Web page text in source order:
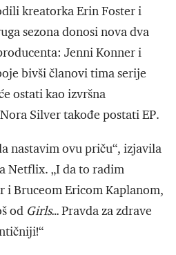
kreatorka Erin Foster i
sezona donosi nova dva
Jenni Konner i
bivši članovi tima serije
ostati kao izvršna
Silver takođe postati EP.
nastavim ovu priču“, izjavila
Netflix. „I da to radim
i Bruceom Ericom Kaplanom,
od Girls… Pravda za zdrave